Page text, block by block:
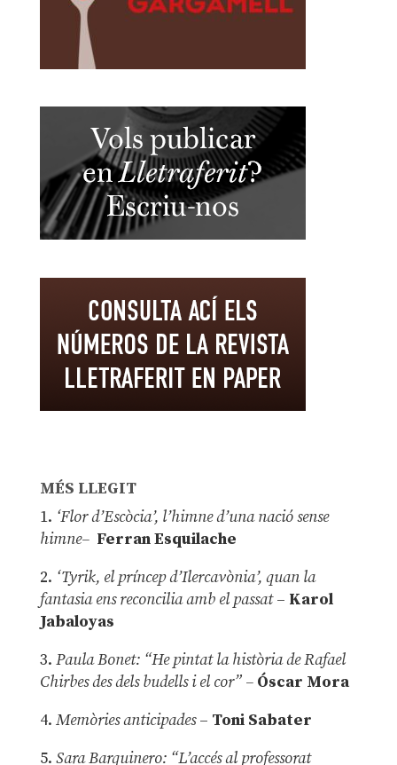
MÉS LLEGIT
1. ‘Flor d’Escòcia’, l’himne d’una nació sense
himne– Ferran Esquilache
2. ‘Tyrik, el príncep d’Ilercavònia’, quan la
fantasia ens reconcilia amb el passat– Karol
Jabaloyas
3. Paula Bonet: “He pintat la història de Rafael
Chirbes des dels budells i el cor” –Óscar Mora
4. Memòries anticipades– Toni Sabater
5. Sara Barquinero: “L’accés al professorat